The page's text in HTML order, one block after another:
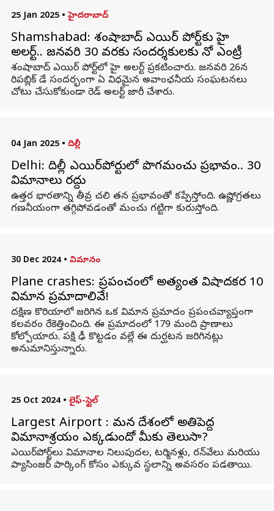
25 Jan 2025 • హైదరాబాద్
Shamshabad: శంషాబాద్ ఎయిర్ పోర్ట్‌కు హై
అలర్ట్.. జనవరి 30 వరకు సందర్శకులకు నో ఎంట్రీ
శంషాబాద్ ఎయిర్ పోర్ట్‌లో హై అలర్ట్ ప్రకటించారు. జనవరి 26న
రిపబ్లిక్ డే సందర్భంగా ఏ విధమైన అవాంఛనీయ సంఘటనలు
చోటు చేసుకోకుండా రెడ్ అలర్ట్ జారీ చేశారు.
04 Jan 2025 • దిల్లీ
Delhi: దిల్లీ ఎయిర్‌పోర్టులో పొగమంచు ప్రభావం.. 30
విమానాలు రద్దు
ఉత్తర భారతాన్ని తీవ్ర చలి తన ప్రభావంతో కప్పేస్తోంది. ఉష్ణోగ్రతలు
గణనీయంగా తగ్గిపోవడంతో మంచు గట్టిగా కురుస్తోంది.
30 Dec 2024 • విమానం
Plane crashes: ప్రపంచంలో అత్యంత విషాదకర 10
విమాన ప్రమాదాలివే!
దక్షిణ కొరియాలో జరిగిన ఒక విమాన ప్రమాదం ప్రపంచవ్యాప్తంగా
కలవరం రేకెత్తించింది. ఈ ప్రమాదంలో 179 మంది ప్రాణాలు
కోల్పోయారు. పక్షి ఢీ కొట్టడం వల్లే ఈ దుర్ఘటన జరిగినట్లు
అనుమానిస్తున్నారు.
25 Oct 2024 • లైఫ్-స్టైల్
Largest Airport : మన దేశంలో అతిపెద్ద
విమానాశ్రయం ఎక్కడుందో మీకు తెలుసా?
ఎయిర్‌పోర్ట్‌లు విమానాల నిలుపుదల, టర్మినళ్లు, రన్‌వేలు మరియు
ప్యాసింజర్ పార్కింగ్ కోసం ఎక్కువ స్థలాన్ని అవసరం పడతాయి.